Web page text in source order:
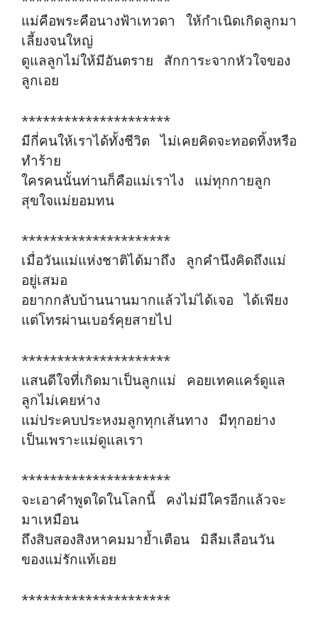
แม่คือพระคือนางฟ้าเทวดา ให้กำเนิดเกิดลูกมา
เลี้ยงจนใหญ่
ดูแลลูกไม่ให้มีอันตราย สักการะจากหัวใจของ
ลูกเอย
*********************
มีกี่คนให้เราได้ทั้งชีวิต ไม่เคยคิดจะทอดทิ้งหรือ
ทำร้าย
ใครคนนั้นท่านก็คือแม่เราไง แม่ทุกกายลูก
สุขใจแม่ยอมทน
*********************
เมื่อวันแม่แห่งชาติได้มาถึง ลูกคำนึงคิดถึงแม่
อยู่เสมอ
อยากกลับบ้านนานมากแล้วไม่ได้เจอ ได้เพียง
แต่โทรผ่านเบอร์คุยสายไป
*********************
แสนดีใจที่เกิดมาเป็นลูกแม่ คอยเทคแคร์ดูแล
ลูกไม่เคยห่าง
แม่ประคบประหงมลูกทุกเส้นทาง มีทุกอย่าง
เป็นเพราะแม่ดูแลเรา
*********************
จะเอาคำพูดใดในโลกนี้ คงไม่มีใครอีกแล้วจะ
มาเหมือน
ถึงสิบสองสิงหาคมมาย้ำเตือน มิลืมเลือนวัน
ของแม่รักแท้เอย
*********************